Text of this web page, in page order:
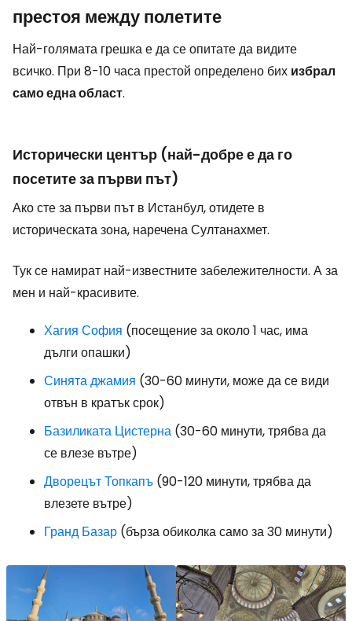
престоя между полетите
Най-голямата грешка е да се опитате да видите
всичко. При 8-10 часа престой определено бих избрал
само една област.
Исторически център (най-добре е да го
посетите за първи път)
Ако сте за първи път в Истанбул, отидете в
историческата зона, наречена Султанахмет.
Тук се намират най-известните забележителности. А за
мен и най-красивите.
Хагия София (посещение за около 1 час, има
дълги опашки)
Синята джамия (30-60 минути, може да се види
отвън в кратък срок)
Базиликата Цистерна (30-60 минути, трябва да
се влезе вътре)
Дворецът Топкапъ (90-120 минути, трябва да
влезете вътре)
Гранд Базар (бърза обиколка само за 30 минути)